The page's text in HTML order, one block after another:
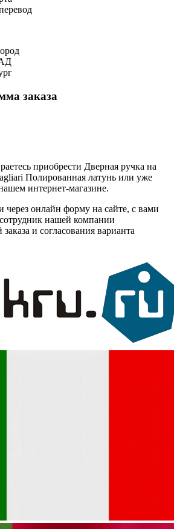
заказа
приобрести Дверная ручка на
Полированная латунь или уже
интернет-магазине.
через онлайн форму на сайте, с вами
сотрудник нашей компании
и согласования варианта